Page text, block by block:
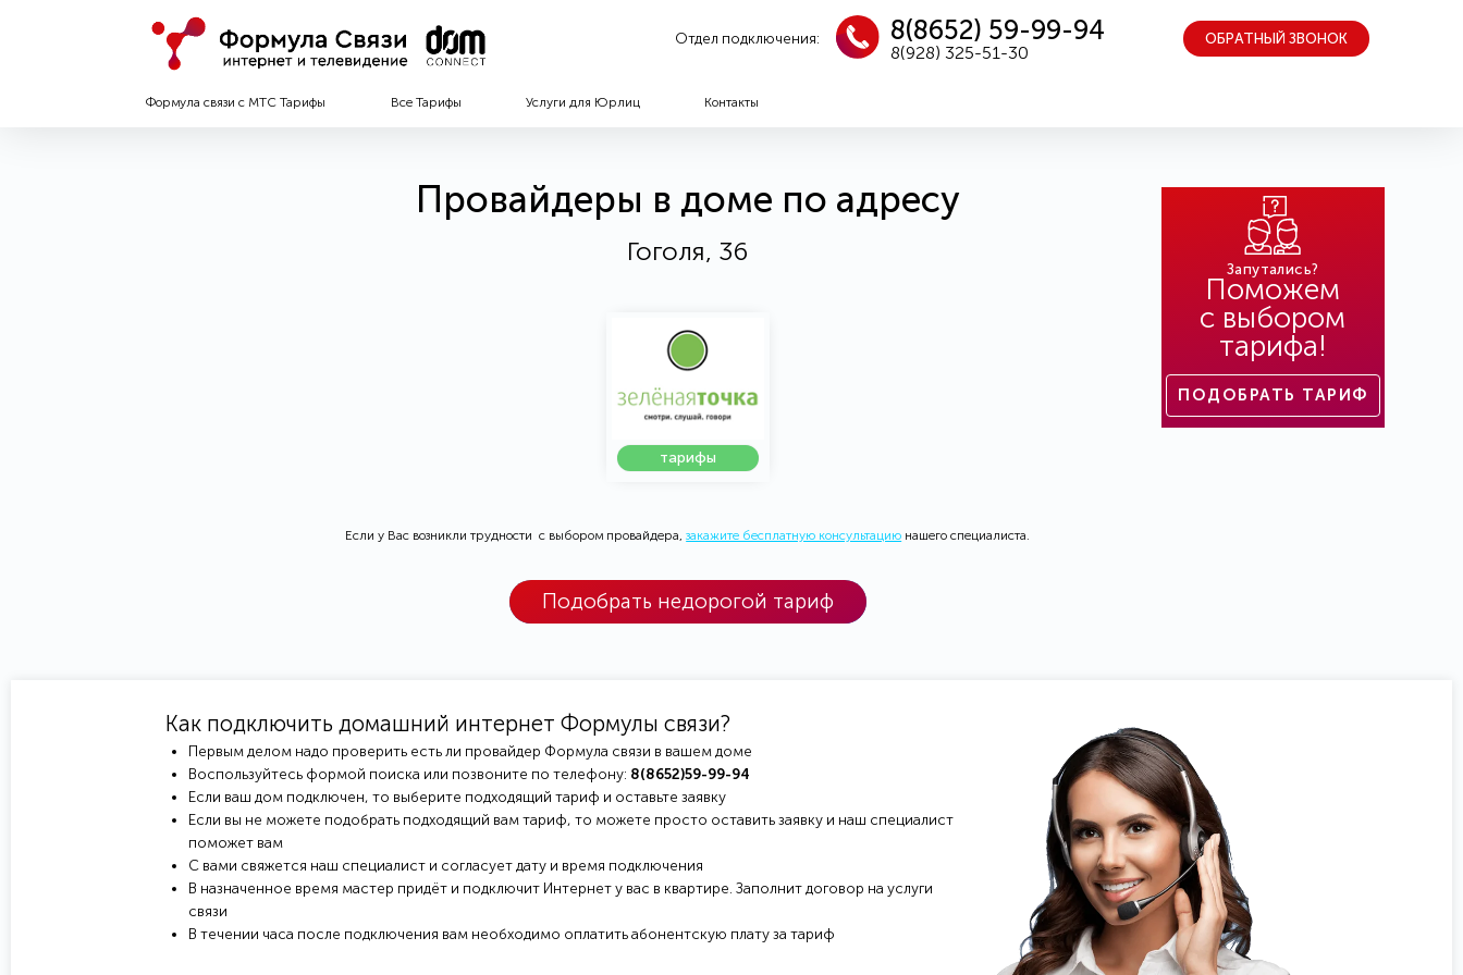
Отдел подключения: 8(8652) 59-99-94
8(928) 325-51-30
ОБРАТНЫЙ ЗВОНОК
Формула связи с МТС Тарифы Все Тарифы Услуги для Юрлиц Контакты
Провайдеры в доме по адресу
Гоголя, 36
тарифы
Если у Вас возникли трудности с выбором провайдера,закажите бесплатную консультацию нашего специалиста.
Подобрать недорогой тариф
Запутались?
Поможем
с выбором
тарифа!
ПОДОБРАТЬ ТАРИФ
Как подключить домашний интернет Формулы связи?
Первым делом надо проверить есть ли провайдер Формула связи в вашем доме
Воспользуйтесь формой поиска или позвоните по телефону: 8(8652)59-99-94
Если ваш дом подключен, то выберите подходящий тариф и оставьте заявку
Если вы не можете подобрать подходящий вам тариф, то можете просто оставить заявку и наш специалист
поможет вам
С вами свяжется наш специалист и согласует дату и время подключения
В назначенное время мастер придёт и подключит Интернет у вас в квартире. Заполнит договор на услуги
связи
В течении часа после подключения вам необходимо оплатить абонентскую плату за тариф